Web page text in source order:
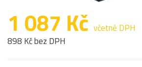
1 087 Kč včetně DPH
898 Kč bez DPH